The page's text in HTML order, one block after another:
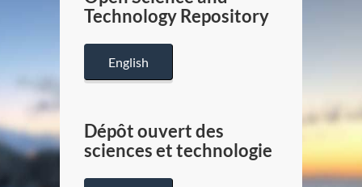
Canada
Technology Repository
English
Dépôt ouvert des
sciences et technologie